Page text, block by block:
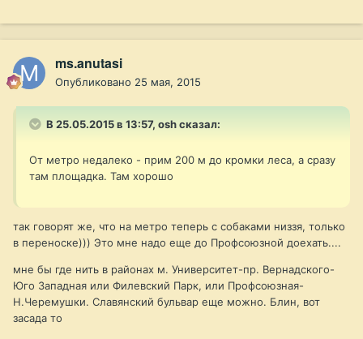
ms.anutasi
Опубликовано 25 мая, 2015
В 25.05.2015 в 13:57, osh сказал:
От метро недалеко - прим 200 м до кромки леса, а сразу
там площадка. Там хорошо
так говорят же, что на метро теперь с собаками низзя, только
в переноске))) Это мне надо еще до Профсоюзной доехать....
мне бы где нить в районах м. Университет-пр. Вернадского-
Юго Западная или Филевский Парк, или Профсоюзная-
Н.Черемушки. Славянский бульвар еще можно. Блин, вот
засада то